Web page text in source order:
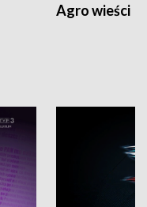
Agro wieści